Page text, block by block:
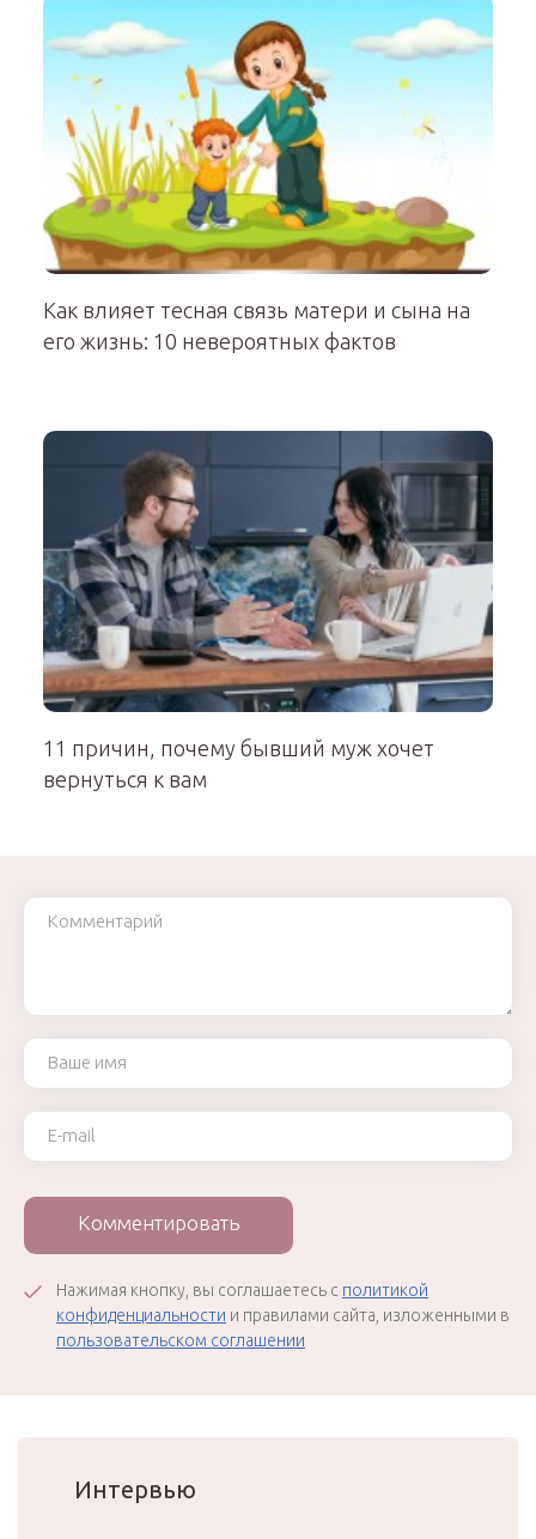
Как влияет тесная связь матери и сына на
его жизнь: 10 невероятных фактов
11 причин, почему бывший муж хочет
вернуться к вам
Комментарий
Ваше имя
Ваш e-mail
Комментировать
Нажимая кнопку, вы соглашаетесь с политикой
конфиденциальности и правилами сайта, изложенными в
пользовательском соглашении
Интервью